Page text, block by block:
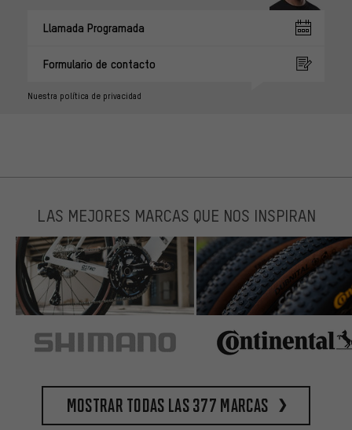
Llamada Programada
Formulario de contacto
Nuestra política de privacidad
LAS MEJORES MARCAS QUE NOS INSPIRAN
Mostrar todas las 377 marcas